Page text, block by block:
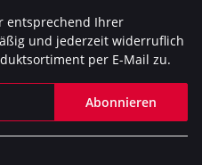
entsprechend Ihrer
und jederzeit widerruflich
per E-Mail zu.
Abonnieren